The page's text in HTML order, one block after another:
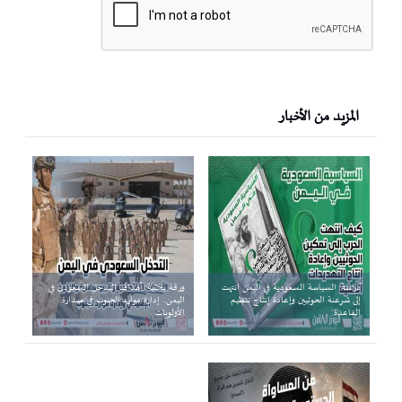
المزيد من الأخبار
دراسة: السياسة السعودية في اليمن انتهت
إلى شرعنة الحوثيين وإعادة إنتاج تنظيم
القاعدة
ورقة بحثية: أهداف التدخل السعودي في
اليمن.. إدارة موارد الجنوب في صدارة
الأولويات